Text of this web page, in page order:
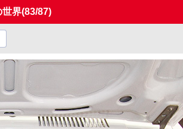
世界(83/87)